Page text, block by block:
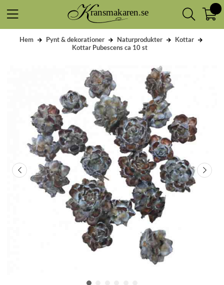
Hem Pynt & dekorationer Naturprodukter
Kottar
Kottar Pubescens ca 10 st